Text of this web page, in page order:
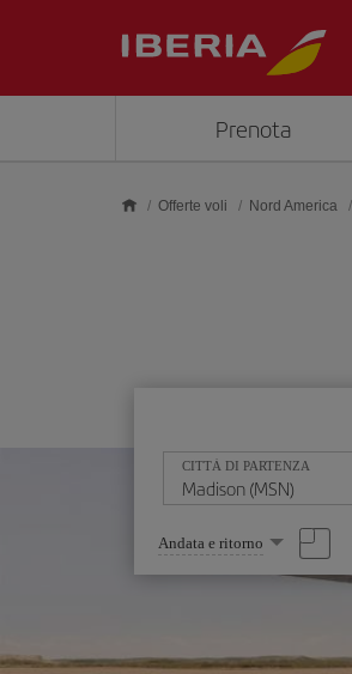
Prenota
Offerte voli Nord America
CITTÀ DI PARTENZA
Seleziona
un'opzione
Andata e ritorno